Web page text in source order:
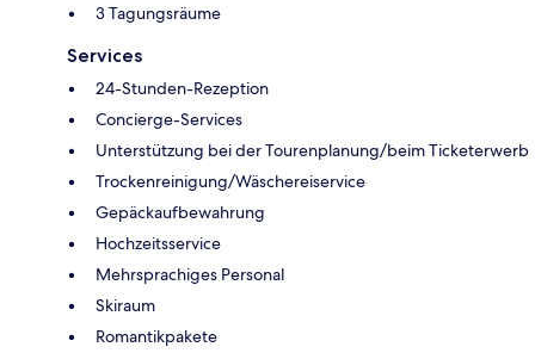
3 Tagungsräume
Services
24-Stunden-Rezeption
Concierge-Services
Unterstützung bei der Tourenplanung/beim Ticketerwerb
Trockenreinigung/Wäschereiservice
Gepäckaufbewahrung
Hochzeitsservice
Mehrsprachiges Personal
Skiraum
Romantikpakete